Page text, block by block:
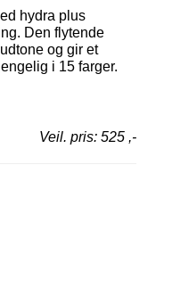
hydra plus
Den flytende
og gir et
i 15 farger.
Veil. pris: 525 ,-